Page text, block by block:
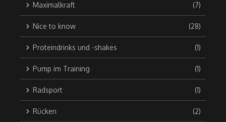
Maximalkraft (7)
Nice to know (28)
Proteindrinks und -shakes (1)
Pump im Training (1)
Radsport (1)
Rücken (2)